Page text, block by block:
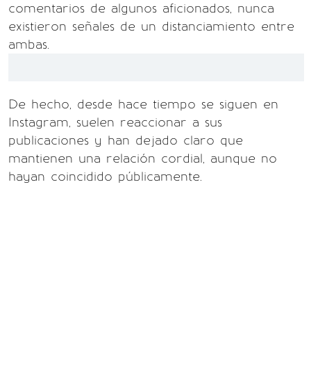
comentarios de algunos aficionados, nunca
existieron señales de un distanciamiento entre
ambas.
De hecho, desde hace tiempo se siguen en
Instagram, suelen reaccionar a sus
publicaciones y han dejado claro que
mantienen una relación cordial, aunque no
hayan coincidido públicamente.